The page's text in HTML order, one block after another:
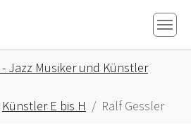
Jazz Musiker und Künstler
Künstler E bis H Ralf Gessler